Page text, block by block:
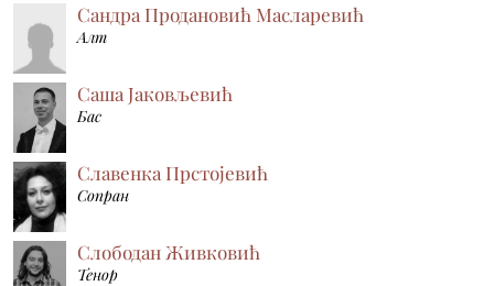
Сандра Продановић Масларевић
Алт
Саша Јаковљевић
Бас
Славенка Прстојевић
Сопран
Слободан Живковић
Тенор